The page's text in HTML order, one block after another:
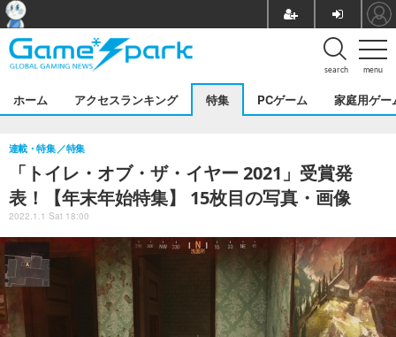
menu
search
ホーム アクセスランキング 特集 PCゲーム 家庭用ゲー
「トイレ・オブ・ザ・イヤー 2021」受賞発
表！【年末年始特集】 15枚目の写真・画像
連載・特集 特集
2022.1.1 Sat 18:00